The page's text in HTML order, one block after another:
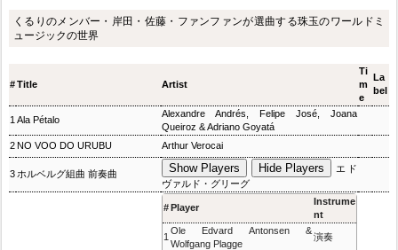
くるりのメンバー・岸田・佐藤・ファンファンが選曲する珠玉のワールドミ
ュージックの世界
#Title Artist
Ti
m
e
La
bel
1 Ala Pétalo
Alexandre Andrés, Felipe José, Joana
Queiroz & Adriano Goyatá
2NO VOO DO URUBU Arthur Verocai
3 ホルベルグ組曲 前奏曲 Show Players Hide Players
エド
ヴァルド・グリーグ
#Player
Instrume
nt
1
Ole Edvard Antonsen &
Wolfgang Plagge
演奏